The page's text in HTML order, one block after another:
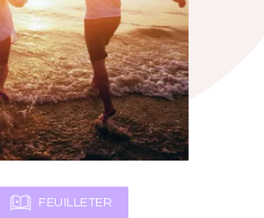
FEUILLETER